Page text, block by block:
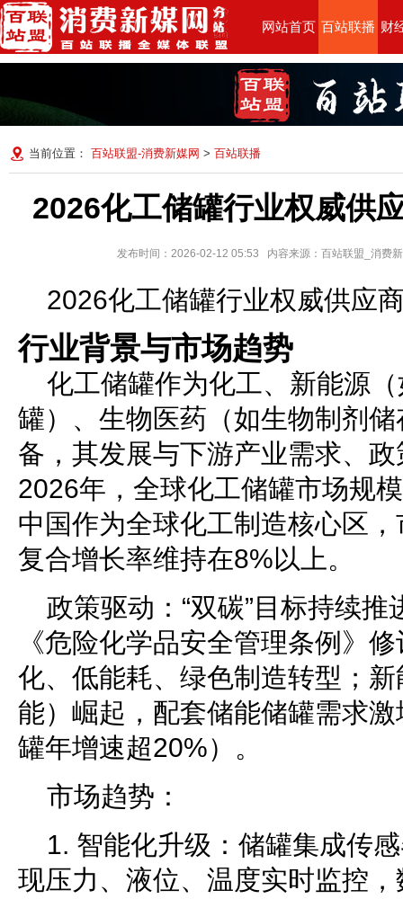
网站首页 百站联播 财
当前位置： 百站联盟-消费新媒网 > 百站联播
2026化工储罐行业权威供
发布时间：2026-02-12 05:53 内容来源：百站联盟_消费
2026化工储罐行业权威供应
行业背景与市场趋势
化工储罐作为化工、新能源
罐）、生物医药（如生物制剂
备，其发展与下游产业需求、
2026年，全球化工储罐市场规
中国作为全球化工制造核心区
复合增长率维持在8%以上。
政策驱动：“双碳”目标持续
《危险化学品安全管理条例》
化、低能耗、绿色制造转型；
能）崛起，配套储能储罐需求
罐年增速超20%）。
市场趋势：
1. 智能化升级：储罐集成传
现压力、液位、温度实时监控